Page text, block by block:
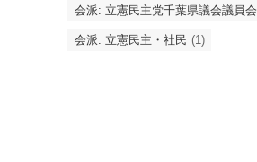
会派: 立憲民主党千葉県議会議員会
会派: 立憲民主・社民 (1)